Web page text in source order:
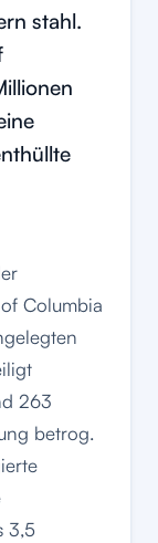
stahl.
Columbia
263
betrog.
3,5